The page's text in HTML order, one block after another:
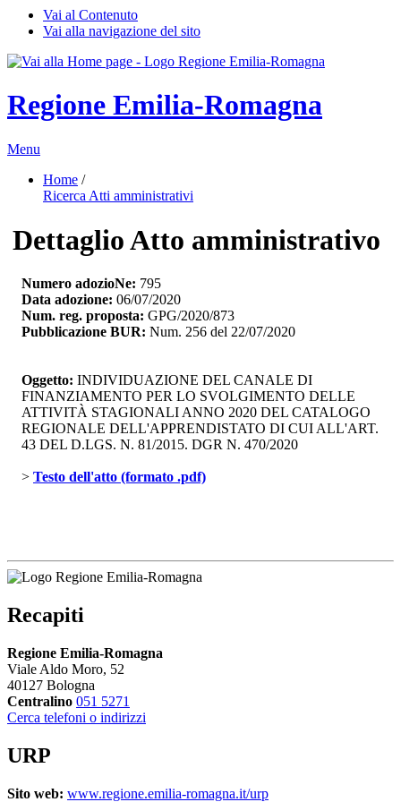
Vai al Contenuto
Vai alla navigazione del sito
Regione Emilia-Romagna
Menu
Home /
Ricerca Atti amministrativi
Dettaglio Atto amministrativo
Numero adozioNe: 795
Data adozione: 06/07/2020
Num. reg. proposta: GPG/2020/873
Pubblicazione BUR: Num. 256 del 22/07/2020
Oggetto: INDIVIDUAZIONE DEL CANALE DI
FINANZIAMENTO PER LO SVOLGIMENTO DELLE
ATTIVITÀ STAGIONALI ANNO 2020 DEL CATALOGO
REGIONALE DELL'APPRENDISTATO DI CUI ALL'ART.
43 DEL D.LGS. N. 81/2015. DGR N. 470/2020
> Testo dell'atto (formato .pdf)
Recapiti
Regione Emilia-Romagna
Viale Aldo Moro, 52
40127 Bologna
Centralino 051 5271
Cerca telefoni o indirizzi
URP
Sito web: www.regione.emilia-romagna.it/urp